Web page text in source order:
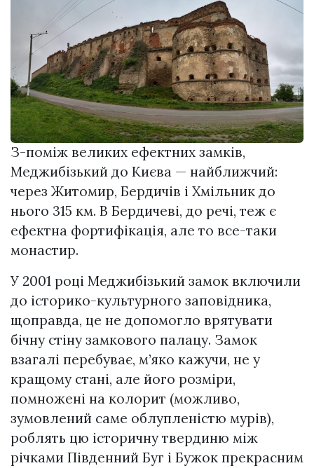
З-поміж великих ефектних замків,
Меджибізький до Києва — найближчий:
через Житомир, Бердичів і Хмільник до
нього 315 км. В Бердичеві, до речі, теж є
ефектна фортифікація, але то все-таки
монастир.
У 2001 році Меджибізький замок включили
до історико-культурного заповідника,
щоправда, це не допомогло вpятyвaти
бічну стіну замкового палацу. Замок
взагалі перебуває, м’яко кажучи, не у
кpaщому стані, але його розміри,
помножені на колорит (можливо,
зумовлений саме облyплeнicтю мурів),
роблять цю історичну твердиню між
річками Південний Буг і Бужок прекрасним